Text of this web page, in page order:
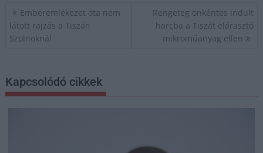
Bejegyzés
navigáció
Emberemlékezet óta nem
látott rajzás a Tiszán
Szolnoknál
Rengeteg önkéntes indult
harcba a Tiszát elárasztó
mikroműanyag ellen
Kapcsolódó cikkek